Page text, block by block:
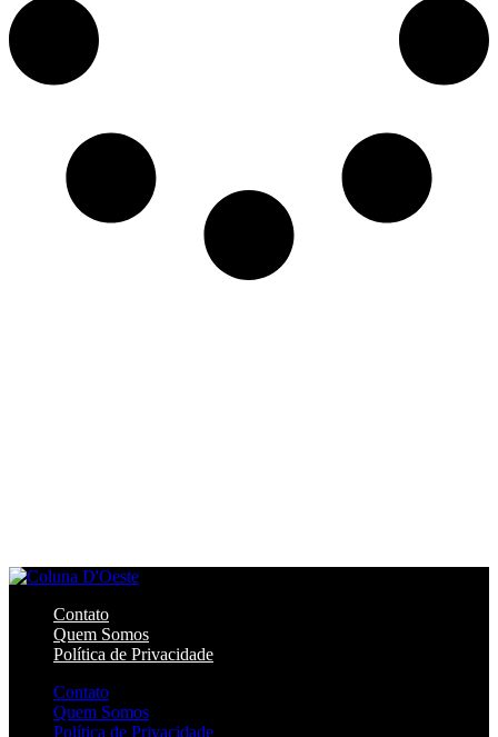
Contato
Quem Somos
Política de Privacidade
Contato
Quem Somos
Política de Privacidade